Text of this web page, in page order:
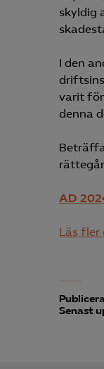
skyldig
I den
varit
denna
AD
Läs fler
Senast